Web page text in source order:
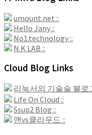
umount.net ::
Hello Jany ::
No1.technology ::
N.K LAB ::
Cloud Blog Links
리눅서의 기술술 블로
Life On Cloud ::
Ssup2 Blog ::
맨vs클라우드 ::